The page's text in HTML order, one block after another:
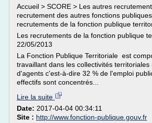
Accueil > SCORE > Les autres
recrutement des autres fonctions
recrutements de la fonction publique
Les recrutements de la fonction publique
22/05/2013
La Fonction Publique Territoriale est
travaillant dans les collectivités territoriales
d'agents c'est-à-dire 32 % de l'emploi
effectifs sont concentrés...
Lire la suite
Date: 2017-04-04 00:34:11
Site : http://www.fonction-publique.gouv.fr